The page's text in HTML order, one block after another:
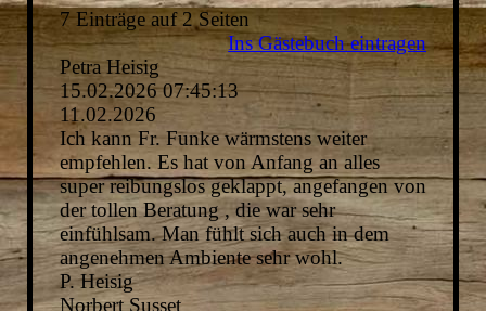
7 Einträge auf 2 Seiten
Ins Gästebuch eintragen
Petra Heisig
15.02.2026 07:45:13
11.02.2026
Ich kann Fr. Funke wärmstens weiter
empfehlen. Es hat von Anfang an alles
super reibungslos geklappt, angefangen von
der tollen Beratung , die war sehr
einfühlsam. Man fühlt sich auch in dem
angenehmen Ambiente sehr wohl.
P. Heisig
Norbert Susset